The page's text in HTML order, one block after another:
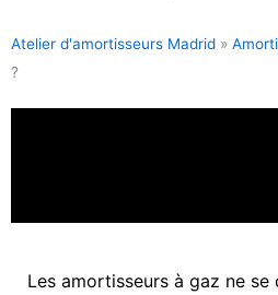
Atelier d'amortisseurs Madrid »
?
Les amortisseurs à gaz ne